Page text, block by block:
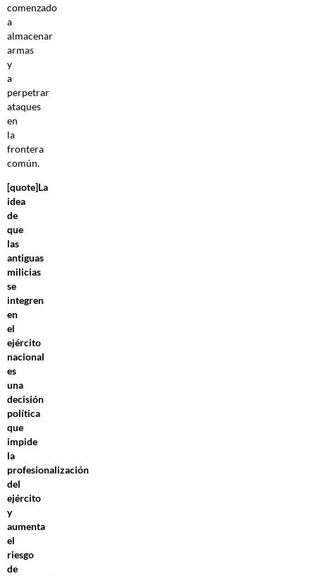
comenzado
a
almacenar
armas
y
a
perpetrar
ataques
en
la
frontera
común.
[quote]La
idea
de
que
las
antiguas
milicias
se
integren
en
el
ejército
nacional
es
una
decisión
política
que
impide
la
profesionalización
del
ejército
y
aumenta
el
riesgo
de